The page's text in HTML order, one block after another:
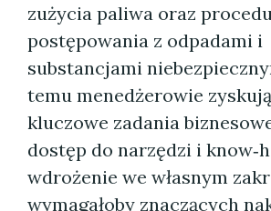
zużycia paliwa oraz
postępowania z odpadami i
substancjami
temu menedżerowie
kluczowe zadania
dostęp do narzędzi i
wdrożenie we własnym
wymagałoby znaczących